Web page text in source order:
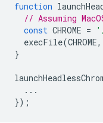
function
// Assuming
const CHROME =
execFile(CHROME,
}
...
});